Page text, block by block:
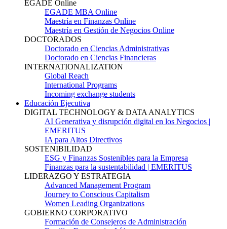
EGADE Online
EGADE MBA Online
Maestría en Finanzas Online
Maestría en Gestión de Negocios Online
DOCTORADOS
Doctorado en Ciencias Administrativas
Doctorado en Ciencias Financieras
INTERNATIONALIZATION
Global Reach
International Programs
Incoming exchange students
Educación Ejecutiva
DIGITAL TECHNOLOGY & DATA ANALYTICS
AI Generativa y disrupción digital en los Negocios |
EMERITUS
IA para Altos Directivos
SOSTENIBILIDAD
ESG y Finanzas Sostenibles para la Empresa
Finanzas para la sustentabilidad | EMERITUS
LIDERAZGO Y ESTRATEGIA
Advanced Management Program
Journey to Conscious Capitalism
Women Leading Organizations
GOBIERNO CORPORATIVO
Formación de Consejeros de Administración